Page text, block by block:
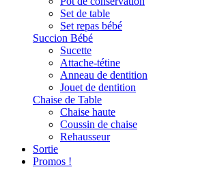
Set de table
Set repas bébé
Succion Bébé
Sucette
Attache-tétine
Anneau de dentition
Jouet de dentition
Chaise de Table
Chaise haute
Coussin de chaise
Rehausseur
Sortie
Promos !